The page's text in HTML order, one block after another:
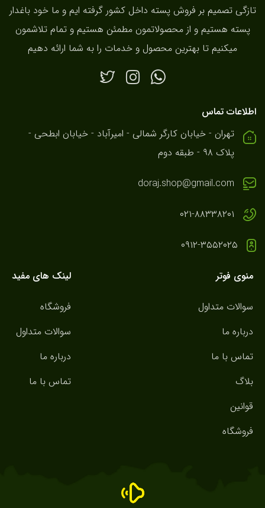
منوی فوتر
سوالات متداول
درباره ما
تماس با ما
بلاگ
قوانین
فروشگاه
لینک های مفید
فروشگاه
سوالات متداول
درباره ما
تماس با ما
تازگی تصمیم بر فروش پسته داخل کشور گرفته ایم و ما خود باغدار
پسته هستیم و از محصولاتمون مطمئن هستیم و تمام تلاشمون
میکنیم تا بهترین محصول و خدمات را به شما ارائه دهیم
اطلاعات تماس
تهران - خیابان کارگر شمالی - امیرآباد - خیابان ابطحی -
پلاک ۹۸ - طبقه دوم
doraj.shop@gmail.com
۰۲۱-۸۸۳۳۸۲۰۱
۰۹۱۲-۳۵۵۲۰۲۵